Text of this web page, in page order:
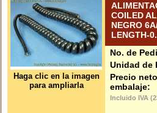
Haga clic en la imagen
para ampliarla
COILED
NEGRO
LENGTH-
No. de
Unidad de
Precio
embalaje:
Incluido IVA